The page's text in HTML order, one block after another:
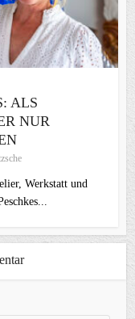
ALS
NUR
Werkstatt und